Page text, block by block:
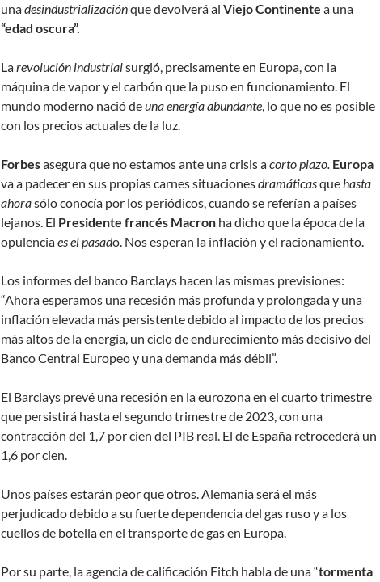
unadesindustrializaciónque devolverá al Viejo Continente a una
“edad oscura”.
Larevolución industrialsurgió, precisamente en Europa, con la
máquina de vapor y el carbón que la puso en funcionamiento. El
mundo moderno nació deuna energía abundante, lo que no es posible
con los precios actuales de la luz.
Forbesasegura que no estamos ante una crisis acorto plazo. Europa
va a padecer en sus propias carnes situacionesdramáticasquehasta
ahorasólo conocía por los periódicos, cuando se referían a países
lejanos. El Presidente francés Macron ha dicho que la época de la
opulenciaes el pasado. Nos esperan la inflación y el racionamiento.
Los informes del banco Barclays hacen las mismas previsiones:
“Ahora esperamos una recesión más profunda y prolongada y una
inflación elevada más persistente debido al impacto de los precios
más altos de la energía, un ciclo de endurecimiento más decisivo del
Banco Central Europeo y una demanda más débil”.
El Barclays prevé una recesión en la eurozona en el cuarto trimestre
que persistirá hasta el segundo trimestre de 2023, con una
contracción del 1,7 por cien del PIB real. El de España retrocederá un
1,6 por cien.
Unos países estarán peor que otros. Alemania será el más
perjudicado debido a su fuerte dependencia del gas ruso y a los
cuellos de botella en el transporte de gas en Europa.
Por su parte, la agencia de calificación Fitch habla de una “tormenta